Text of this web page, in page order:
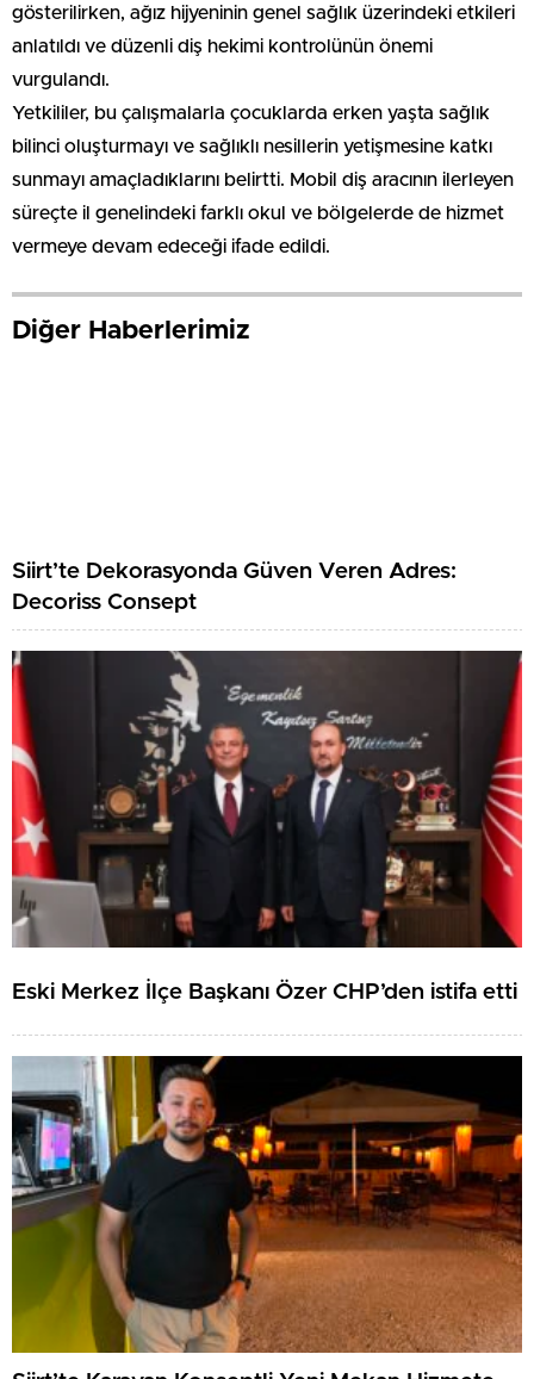
önleyici ağız-diş sağlığı eğitimleri de verildi. Eğitimlerde
doğru diş fırçalama teknikleri uygulamalı olarak
gösterilirken, ağız hijyeninin genel sağlık üzerindeki etkileri
anlatıldı ve düzenli diş hekimi kontrolünün önemi
vurgulandı.
Yetkililer, bu çalışmalarla çocuklarda erken yaşta sağlık
bilinci oluşturmayı ve sağlıklı nesillerin yetişmesine katkı
sunmayı amaçladıklarını belirtti. Mobil diş aracının ilerleyen
süreçte il genelindeki farklı okul ve bölgelerde de hizmet
vermeye devam edeceği ifade edildi.
Siirt’te Dekorasyonda Güven Veren Adres:
Decoriss Consept
Eski Merkez İlçe Başkanı Özer CHP’den istifa etti